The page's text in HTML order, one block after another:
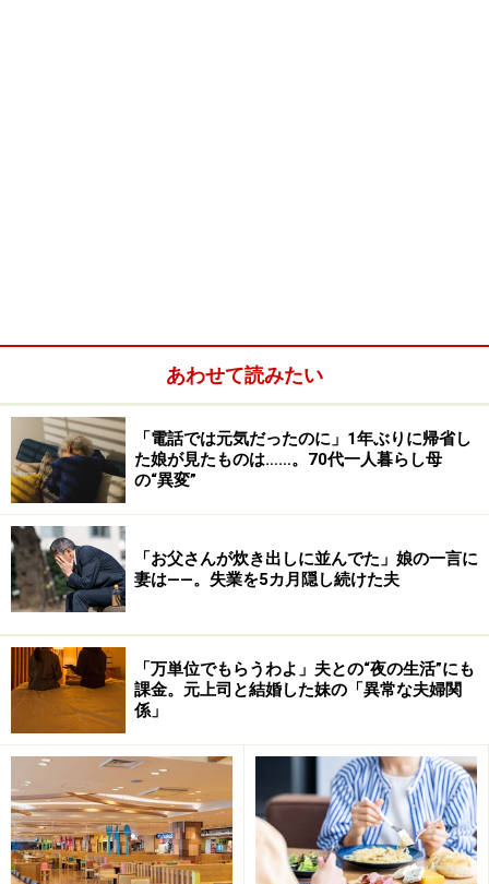
では、2位が何かというと、なんと「妻からの精神的虐
あわせて読みたい
「電話では元気だったのに」1年ぶりに帰省し
た娘が見たものは……。70代一人暮らし母
の“異変”
「お父さんが炊き出しに並んでた」娘の一言に
妻は――。失業を5カ月隠し続けた夫
「万単位でもらうわよ」夫との“夜の生活”にも
課金。元上司と結婚した妹の「異常な夫婦関
係」